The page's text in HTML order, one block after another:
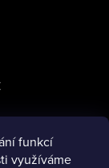
funkcí
využíváme